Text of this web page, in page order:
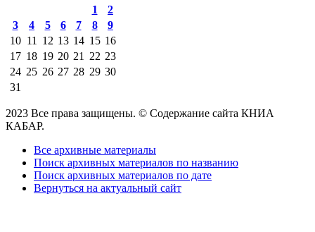
1
2
3
4 5 6 7 8
9
10 11 12 13 14 15 16
17 18 19 20 21 22 23
24 25 26 27 28 29 30
31
2023 Все права защищены. © Содержание сайта КНИА
КАБАР.
Все архивные материалы
Поиск архивных материалов по названию
Поиск архивных материалов по дате
Вернуться на актуальный сайт